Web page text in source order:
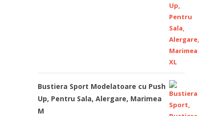
Bustiera Sport Modelatoare cu Push
Up, Pentru Sala, Alergare, Marimea
M